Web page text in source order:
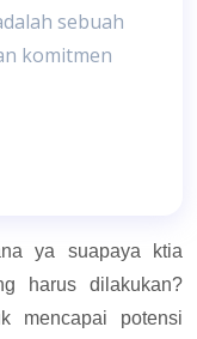
sebuah
komitmen
ya suapaya ktia
harus dilakukan?
mencapai potensi